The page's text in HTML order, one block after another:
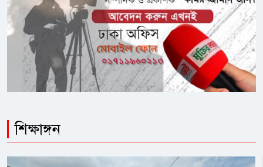
শিক্ষাঙ্গন